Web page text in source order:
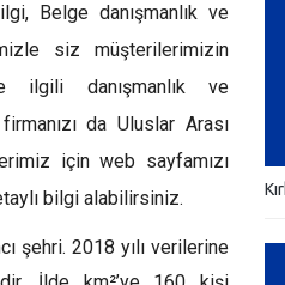
Belge danışmanlık ve
siz müşterilerimizin
ilgili danışmanlık ve
da Uluslar Arası
için web sayfamızı
bilgi alabilirsiniz.
şehri. 2018 yılı verilerine